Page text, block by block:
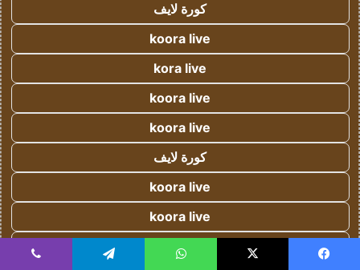
كورة لايف
koora live
kora live
koora live
koora live
كورة لايف
koora live
koora live
كورة لايف - koora live